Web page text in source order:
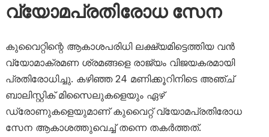
വ്യോമപ്രതിരോധ സേന
കുവൈറ്റിന്റെ ആകാശപരിധി ലക്ഷ്യമിട്ടെത്തിയ വൻ
വ്യോമാക്രമണ ശ്രമങ്ങളെ രാജ്യം വിജയകരമായി
പ്രതിരോധിച്ചു. കഴിഞ്ഞ 24 മണിക്കൂറിനിടെ അഞ്ച്
ബാലിസ്റ്റിക് മിസൈലുകളെയും ഏഴ്
ഡ്രോണുകളെയുമാണ് കുവൈറ്റ് വ്യോമപ്രതിരോധ
സേന ആകാശത്തുവെച്ച് തന്നെ തകർത്തത്.